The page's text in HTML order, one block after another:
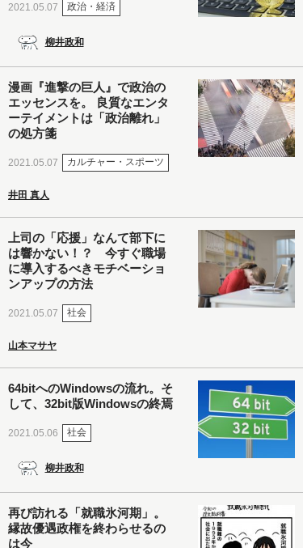
2021.05.07 政治・経済
柳井政和
漫画『進撃の巨人』で政治の
エッセンスを。 良質なエンタ
ーテイメントは「政治離れ」
の処方箋
2021.05.07 カルチャー・スポーツ
井田 真人
上司の「応援」なんて部下に
は響かない！？ 今すぐ職場
に導入するべきモチベーショ
ンアップの方法
2021.05.07 社会
山本マサヤ
64bitへのWindowsの流れ。そ
して、32bit版Windowsの終焉
2021.05.06 社会
柳井政和
再び訪れる「就職氷河期」。
縁故優遇政権を終わらせるの
は今